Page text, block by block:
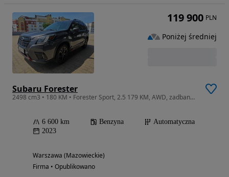
Subaru Forester
2498 cm3 • 180 KM • Forester Sport, 2.5 179 KM, AWD, zadbany, bogata wersja
6 600 km Benzyna
Automatyczna
2023
Warszawa (Mazowieckie)
Firma • Opublikowano
119 900 PLN
Poniżej średniej